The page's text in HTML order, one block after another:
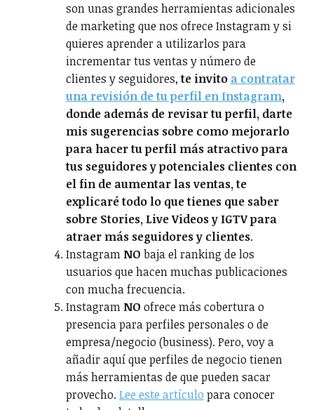
son unas grandes herramientas adicionales
de marketing que nos ofrece Instagram y si
quieres aprender a utilizarlos para
incrementar tus ventas y número de
clientes y seguidores,te invito a contratar
una revisión de tu perfil en Instagram,
donde además de revisar tu perfil, darte
mis sugerencias sobre como mejorarlo
para hacer tu perfil más atractivo para
tus seguidores y potenciales clientes con
el fin de aumentar las ventas, te
explicaré todo lo que tienes que saber
sobre Stories, Live Videos y IGTV para
atraer más seguidores y clientes.
Instagram NO baja el ranking de los
usuarios que hacen muchas publicaciones
con mucha frecuencia.
Instagram NO ofrece más cobertura o
presencia para perfiles personales o de
empresa/negocio (business). Pero, voy a
añadir aquí que perfiles de negocio tienen
más herramientas de que pueden sacar
provecho.Lee este artículo para conocer